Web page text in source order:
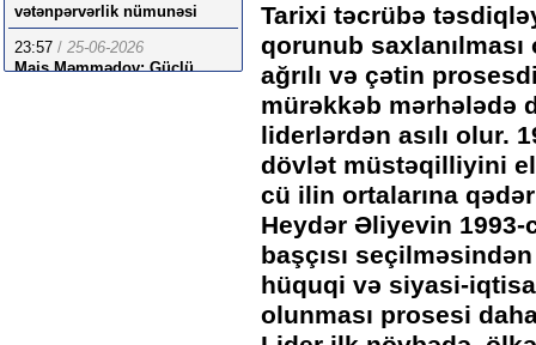
vətənpərvərlik nümunəsi
23:57 / 25-06-2026
Mais Məmmədov: Güclü
Tarixi təcrübə
qorunub saxlanılması
ağrılı və çətin
mürəkkəb mərhələdə
liderlərdən asılı olur.
dövlət müstəqilliyini
cü ilin ortalarına
Heydər Əliyevin
başçısı
hüquqi və siyasi-
olunması prosesi